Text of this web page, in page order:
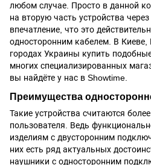
любом случае. Просто в данной
на вторую часть устройства
впечатление, что это
односторонним кабелем. В Киеве,
городах Украины купить
многих специализированных
вы найдёте у нас в Showtime.
Преимущества
Такие устройства считаются
пользователя. Ведь
изделиям с двусторонним
них есть ряд актуальных
наушники с односторонним